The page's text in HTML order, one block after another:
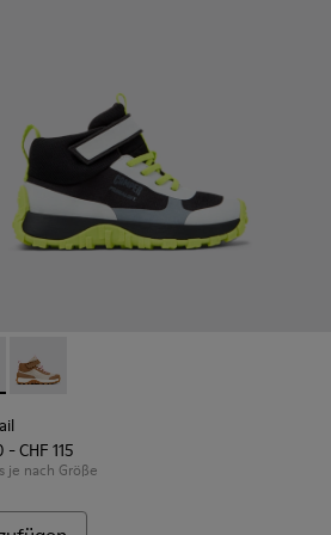
aus Textil und Nubukleder für
Boots aus Textil und Nubukleder
Boots aus Textil und
- K900385-002 - Mehrfarbige
Drift Trail - K900385-001
- CHF 115
je nach Größe